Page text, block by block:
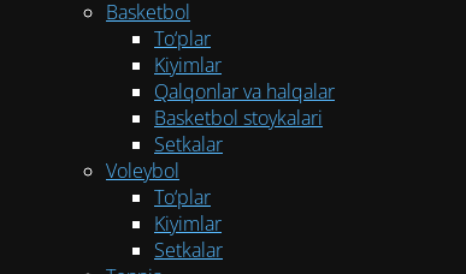
Basketbol
To‘plar
Kiyimlar
Qalqonlar va halqalar
Basketbol stoykalari
Setkalar
Voleybol
To‘plar
Kiyimlar
Setkalar